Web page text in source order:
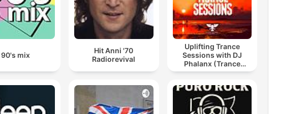
90's mix
Hit Anni '70
Radiorevival
Uplifting Trance
Sessions with DJ
Phalanx (Trance
Podcast)